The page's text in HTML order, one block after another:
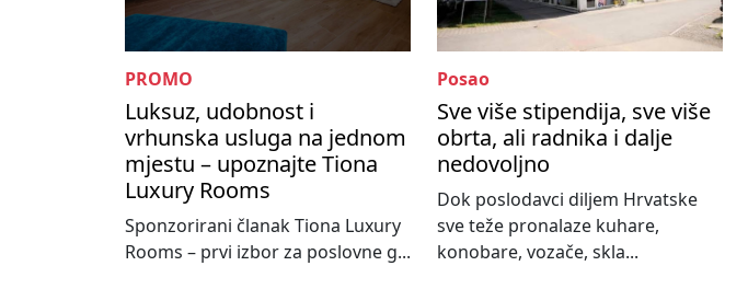
PROMO
Luksuz, udobnost i
vrhunska usluga na jednom
mjestu – upoznajte Tiona
Luxury Rooms
Sponzorirani članak Tiona Luxury
Rooms – prvi izbor za poslovne g...
Posao
Sve više stipendija, sve više
obrta, ali radnika i dalje
nedovoljno
Dok poslodavci diljem Hrvatske
sve teže pronalaze kuhare,
konobare, vozače, skla...